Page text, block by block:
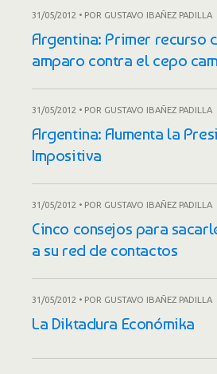
31/05/2012 • POR GUSTAVO IBAÑEZ PADILLA
Argentina: Primer recurso
amparo contra el cepo
31/05/2012 • POR GUSTAVO IBAÑEZ PADILLA
Argentina: Aumenta la
Impositiva
31/05/2012 • POR GUSTAVO IBAÑEZ PADILLA
Cinco consejos para
a su red de contactos
31/05/2012 • POR GUSTAVO IBAÑEZ PADILLA
La Diktadura Económika